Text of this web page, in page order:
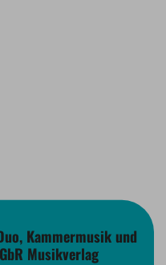
Kammermusik und
Musikverlag